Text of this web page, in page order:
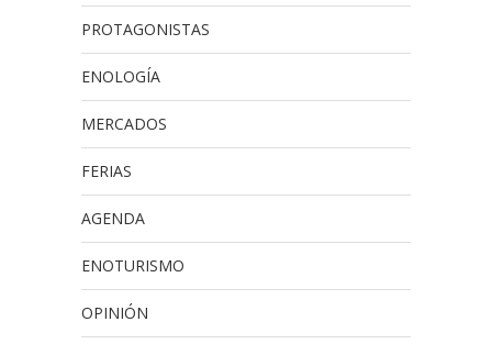
PROTAGONISTAS
ENOLOGÍA
MERCADOS
FERIAS
AGENDA
ENOTURISMO
OPINIÓN